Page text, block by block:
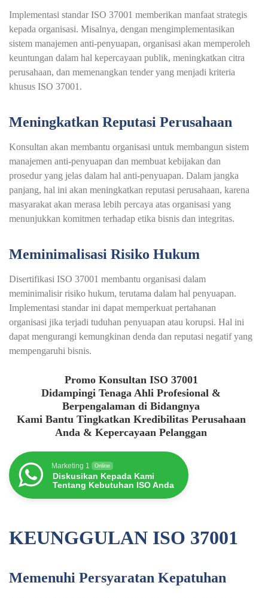
Implementasi standar ISO 37001 memberikan manfaat strategis
kepada organisasi. Misalnya, dengan mengimplementasikan
sistem manajemen anti-penyuapan, organisasi akan memperoleh
keuntungan dalam hal kepercayaan publik, meningkatkan citra
perusahaan, dan memenangkan tender yang menjadi kriteria
khusus ISO 37001.
Meningkatkan Reputasi Perusahaan
Konsultan akan membantu organisasi untuk membangun sistem
manajemen anti-penyuapan dan membuat kebijakan dan
prosedur yang jelas dalam hal anti-penyuapan. Dalam jangka
panjang, hal ini akan meningkatkan reputasi perusahaan, karena
masyarakat akan merasa lebih percaya atas organisasi yang
menunjukkan komitmen terhadap etika bisnis dan integritas.
Meminimalisasi Risiko Hukum
Disertifikasi ISO 37001 membantu organisasi dalam
meminimalisir risiko hukum, terutama dalam hal penyuapan.
Implementasi standar ini dapat memperkuat pertahanan
organisasi jika terjadi tuduhan penyuapan atau korupsi. Hal ini
dapat mengurangi kemungkinan denda dan reputasi negatif yang
mempengaruhi bisnis.
Promo Konsultan ISO 37001
Didampingi Tenaga Ahli Profesional &
Berpengalaman di Bidangnya
Kami Bantu Tingkatkan Kredibilitas Perusahaan
Anda & Kepercayaan Pelanggan
Marketing 1 Online
Diskusikan Kepada Kami
Tentang Kebutuhan ISO Anda
KEUNGGULAN ISO 37001
Memenuhi Persyaratan Kepatuhan